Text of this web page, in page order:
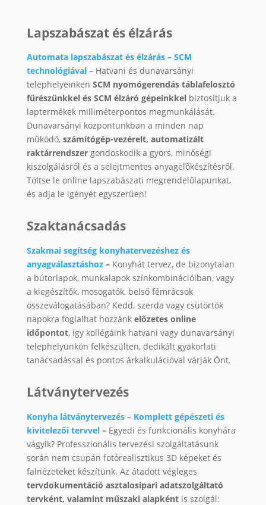
Lapszabászat és élzárás
Automata lapszabászat és élzárás – SCM
technológiával– Hatvani és dunavarsányi
telephelyeinken SCM nyomógerendás táblafelosztó
fűrészünkkel és SCM élzáró gépeinkkel biztosítjuk a
laptermékek milliméterpontos megmunkálását.
Dunavarsányi központunkban a minden nap
működő, számítógép-vezérelt, automatizált
raktárrendszer gondoskodik a gyors, minőségi
kiszolgálásról és a selejtmentes anyagelőkészítésről.
Töltse le online lapszabászati megrendelőlapunkat,
és adja le igényét egyszerűen!
Szaktanácsadás
Szakmai segítség konyhatervezéshez és
anyagválasztáshoz– Konyhát tervez, de bizonytalan
a bútorlapok, munkalapok színkombinációiban, vagy
a kiegészítők, mosogatók, belső fémrácsok
összeválogatásában? Kedd, szerda vagy csütörtök
napokra foglalhat hozzánk előzetes online
időpontot, így kollégáink hatvani vagy dunavarsányi
telephelyünkön felkészülten, dedikált gyakorlati
tanácsadással és pontos árkalkulációval várják Önt.
Látványtervezés
Konyha látványtervezés – Komplett gépészeti és
kivitelezői tervvel– Egyedi és funkcionális konyhára
vágyik? Professzionális tervezési szolgáltatásunk
során nem csupán fotórealisztikus 3D képeket és
falnézeteket készítünk. Az átadott végleges
tervdokumentáció asztalosipari adatszolgáltató
tervként, valamint műszaki alapként is szolgál: